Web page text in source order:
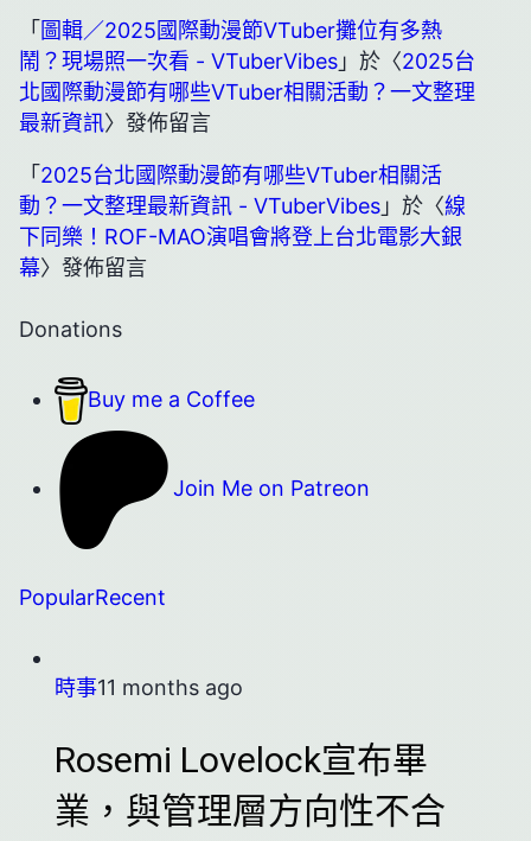
「 圖輯／2025國際動漫節VTuber攤位有多熱
鬧？現場照一次看 - VTuberVibes 」於〈2025台
北國際動漫節有哪些VTuber相關活動？一文整理
最新資訊〉發佈留言
「 2025台北國際動漫節有哪些VTuber相關活
動？一文整理最新資訊 - VTuberVibes 」於〈線
下同樂！ROF-MAO演唱會將登上台北電影大銀
幕〉發佈留言
Donations
Buy me a Coffee
Join Me on Patreon
PopularRecent
時事11 months ago
Rosemi Lovelock宣布畢
業，與管理層方向性不合